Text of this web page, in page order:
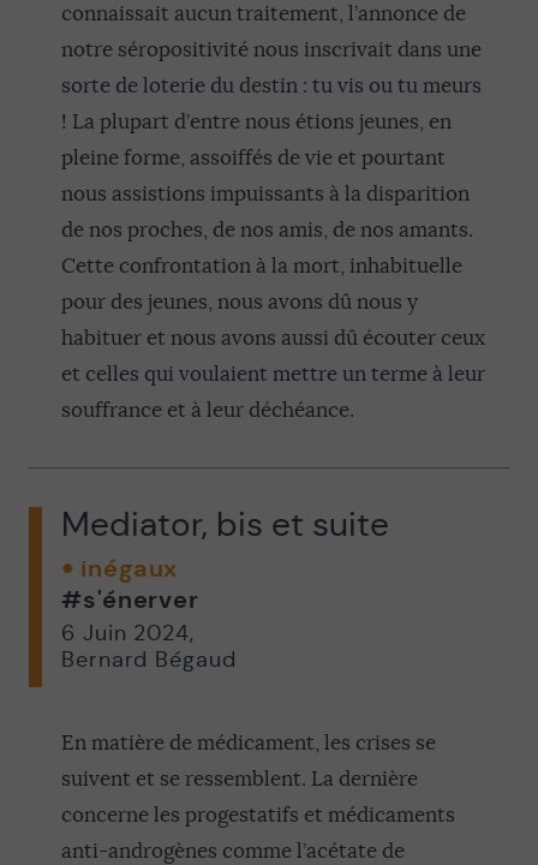
connaissait aucun traitement, l’annonce de
notre séropositivité nous inscrivait dans une
sorte de loterie du destin : tu vis ou tu meurs
! La plupart d’entre nous étions jeunes, en
pleine forme, assoiffés de vie et pourtant
nous assistions impuissants à la disparition
de nos proches, de nos amis, de nos amants.
Cette confrontation à la mort, inhabituelle
pour des jeunes, nous avons dû nous y
habituer et nous avons aussi dû écouter ceux
et celles qui voulaient mettre un terme à leur
souffrance et à leur déchéance.
Mediator, bis et suite
inégaux
#s'énerver
6 Juin 2024,
Bernard Bégaud
En matière de médicament, les crises se
suivent et se ressemblent. La dernière
concerne les progestatifs et médicaments
anti-androgènes comme l’acétate de